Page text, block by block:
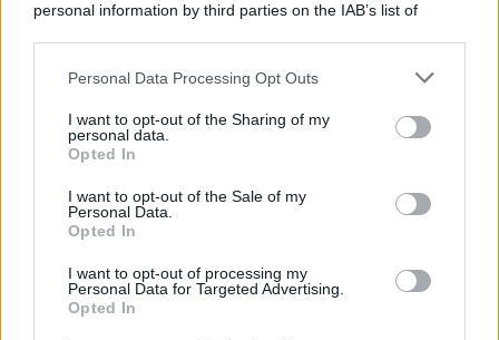
personal information by third parties on the IAB’s list of
This information may also be disclosed by us to third parties
disclose it to other third parties.
Please note that this website/app uses one or more Google
services and may gather and store information including but
not limited to your visit or usage behaviour. You may click to
grant or deny consent to Google and its third-party tags to
consent section.
Personal Data Processing Opt Outs
I want to opt-out of the Sharing of my
personal data.
Opted In
I want to opt-out of the Sale of my
Personal Data.
Opted In
I want to opt-out of processing my
Personal Data for Targeted Advertising.
Opted In